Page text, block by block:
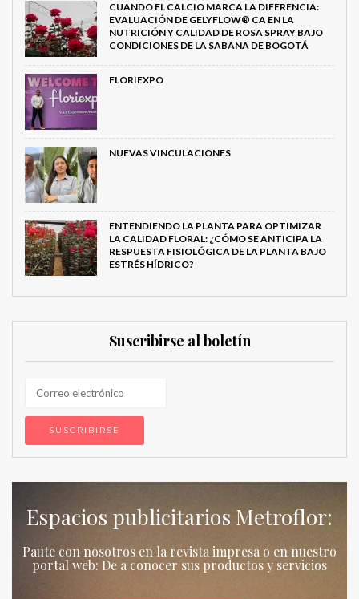
CUANDO EL CALCIO MARCA LA DIFERENCIA:
EVALUACIÓN DE GELYFLOW® CA EN LA
NUTRICIÓN Y CALIDAD DE ROSA SPRAY BAJO
CONDICIONES DE LA SABANA DE BOGOTÁ
FLORIEXPO
NUEVAS VINCULACIONES
ENTENDIENDO LA PLANTA PARA OPTIMIZAR
LA CALIDAD FLORAL: ¿CÓMO SE ANTICIPA LA
RESPUESTA FISIOLÓGICA DE LA PLANTA BAJO
ESTRÉS HÍDRICO?
Suscribirse al boletín
Espacios publicitarios Metroflor:
Paute con nosotros en la revista impresa o en nuestro
portal web: De a conocer sus productos y servicios